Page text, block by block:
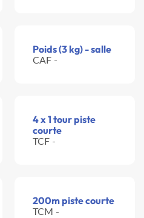
Poids (3 kg) - salle
CAF -
4 x 1 tour piste
courte
TCF -
200m piste courte
TCM -